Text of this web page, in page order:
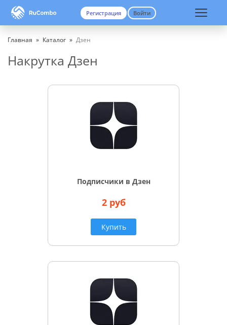
Вход Регистрация
Главная » Каталог » Дзен
Регистрация Войти
Накрутка Дзен
Подписчики в Дзен
2 руб
Купить